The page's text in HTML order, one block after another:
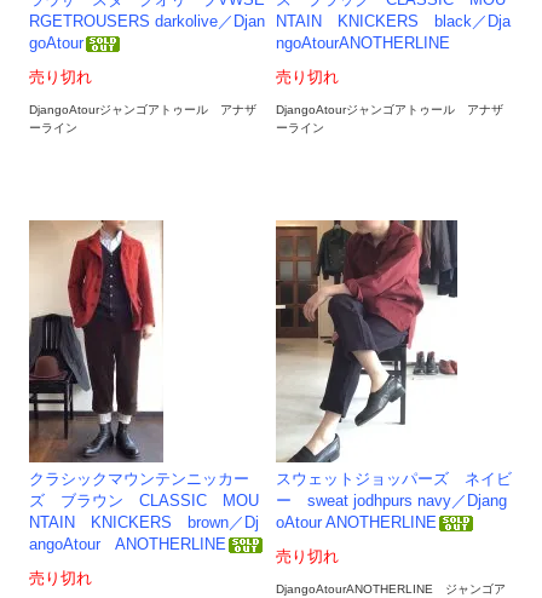
RGETROUSERS darkolive／Djan
goAtour
売り切れ
DjangoAtourジャンゴアトゥール アナザ
ーライン
NTAIN KNICKERS black／Dja
ngoAtourANOTHERLINE
売り切れ
DjangoAtourジャンゴアトゥール アナザ
ーライン
クラシックマウンテンニッカー
ズ ブラウン CLASSIC MOU
NTAIN KNICKERS brown／Dj
angoAtour ANOTHERLINE
売り切れ
スウェットジョッパーズ ネイビ
ー sweat jodhpurs navy／Djang
oAtour ANOTHERLINE
売り切れ
DjangoAtourANOTHERLINE ジャンゴア